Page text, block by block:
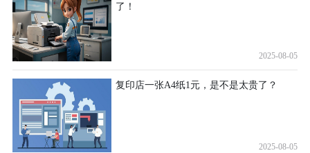
了！
2025-08-05
复印店一张A4纸1元，是不是太贵了？
2025-08-05